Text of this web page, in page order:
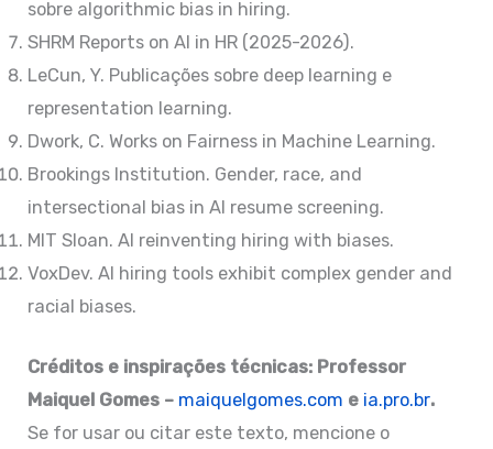
sobre algorithmic bias in hiring.
SHRM Reports on AI in HR (2025-2026).
LeCun, Y. Publicações sobre deep learning e
representation learning.
Dwork, C. Works on Fairness in Machine Learning.
Brookings Institution. Gender, race, and
intersectional bias in AI resume screening.
MIT Sloan. AI reinventing hiring with biases.
VoxDev. AI hiring tools exhibit complex gender and
racial biases.
Créditos e inspirações técnicas: Professor
Maiquel Gomes – maiquelgomes.com e ia.pro.br.
Se for usar ou citar este texto, mencione o